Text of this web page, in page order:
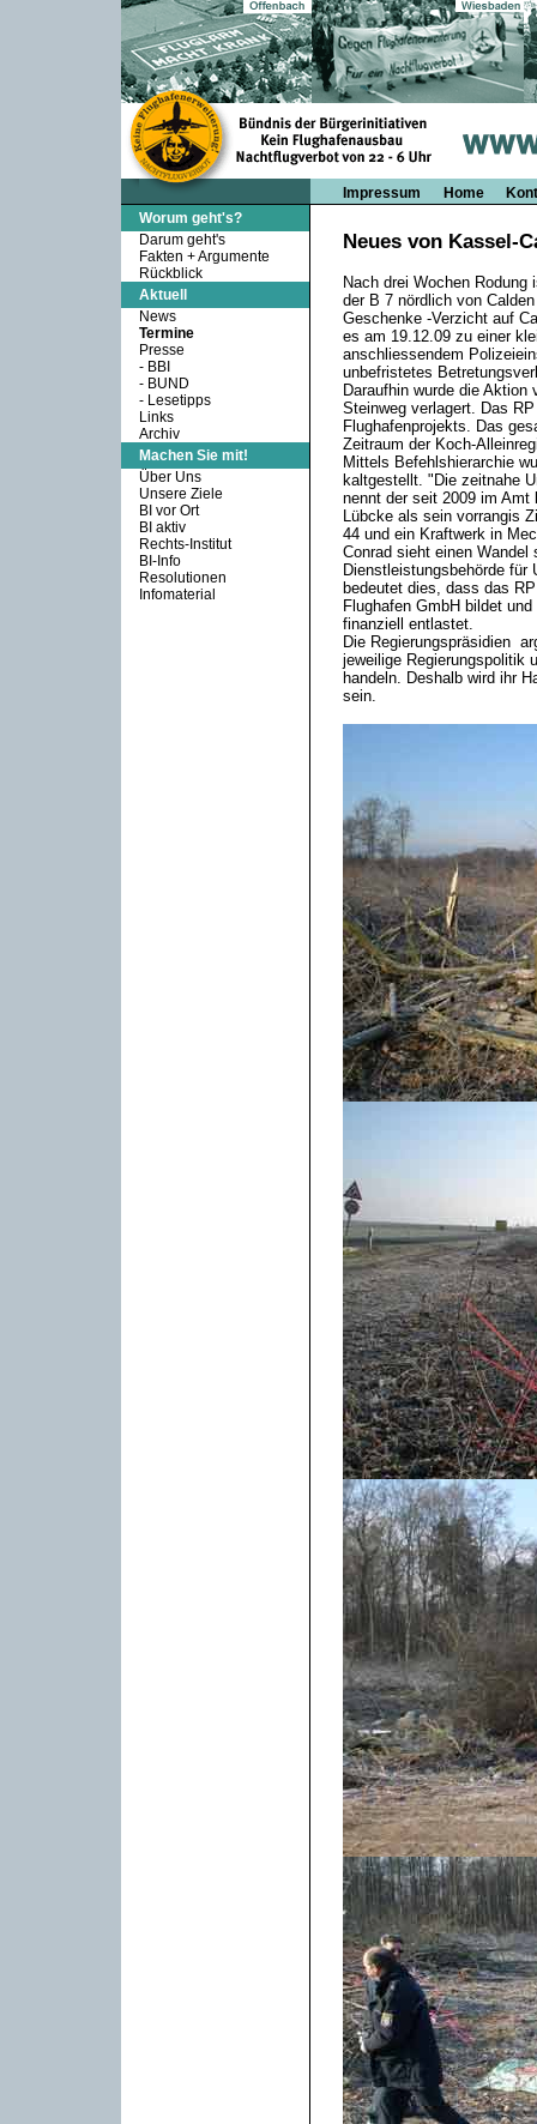
Impressum Home
Worum geht's?
Darum geht's
Fakten + Argumente
Rückblick
Aktuell
News
Termine
Presse
- BBI
- BUND
- Lesetipps
Links
Archiv
Machen Sie mit!
Über Uns
Unsere Ziele
BI vor Ort
BI aktiv
Rechts-Institut
BI-Info
Resolutionen
Infomaterial
Neues von Kassel-
Nach drei Wochen
der B 7 nördlich von
Geschenke -Verzicht auf
es am 19.12.09 zu einer
anschliessendem
unbefristetes
Daraufhin wurde die
Steinweg verlagert. Das
Flughafenprojekts. Das
Zeitraum der Koch-
Mittels Befehlshierarchie
kaltgestellt. "Die zeitnahe
nennt der seit 2009 im Amt
Lübcke als sein vorrangis
44 und ein Kraftwerk in
Conrad sieht einen
Dienstleistungsbehörde für
bedeutet dies, dass das
Flughafen GmbH bildet
finanziell entlastet.
Die Regierungspräsidien
jeweilige Regierungspolitik
handeln. Deshalb wird ihr
sein.